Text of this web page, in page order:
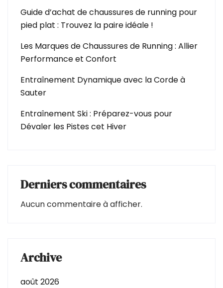
Guide d’achat de chaussures de running pour
pied plat : Trouvez la paire idéale !
Les Marques de Chaussures de Running : Allier
Performance et Confort
Entraînement Dynamique avec la Corde à
Sauter
Entraînement Ski : Préparez-vous pour
Dévaler les Pistes cet Hiver
Derniers commentaires
Aucun commentaire à afficher.
Archive
août 2026